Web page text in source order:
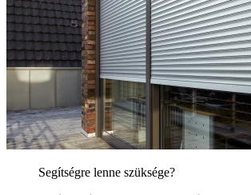
Segítségre lenne szüksége?